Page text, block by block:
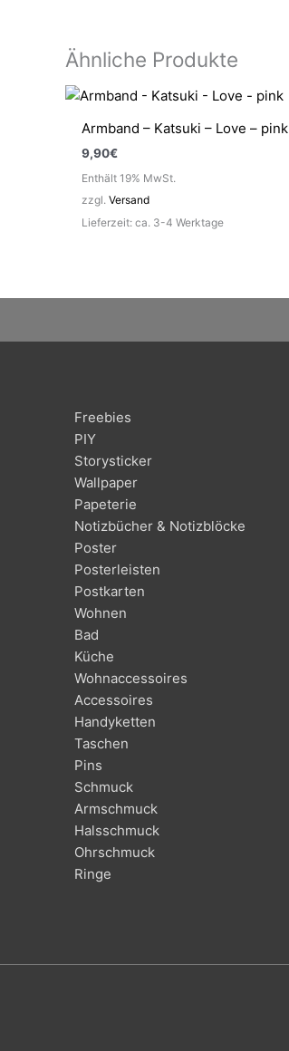
Ähnliche Produkte
Armband – Katsuki – Love – pink
9,90€
Enthält 19% MwSt.
zzgl. Versand
Lieferzeit: ca. 3-4 Werktage
Freebies
PIY
Storysticker
Wallpaper
Papeterie
Notizbücher & Notizblöcke
Poster
Posterleisten
Postkarten
Wohnen
Bad
Küche
Wohnaccessoires
Accessoires
Handyketten
Taschen
Pins
Schmuck
Armschmuck
Halsschmuck
Ohrschmuck
Ringe